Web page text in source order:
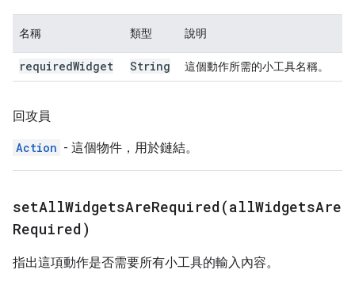
名稱 類型 說明
requiredWidget String 這個動作所需的小工具名稱。
回攻員
Action - 這個物件，用於鏈結。
setAllWidgetsAreRequired(allWidgetsAre
Required)
指出這項動作是否需要所有小工具的輸入內容。